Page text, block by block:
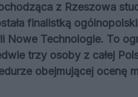
z Rzeszowa
finalistką
Nowe Technologie. To
trzy osoby z całej
obejmującej ocenę